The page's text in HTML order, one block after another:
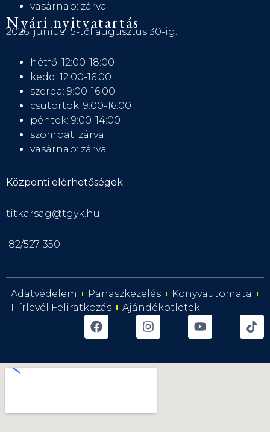
vasárnap: zárva
Nyári nyitvatartás
2026. június 15-től augusztus 30-ig:
hétfő: 12:00-18:00
kedd: 12:00-16:00
szerda: 9:00-16:00
csütörtök: 9:00-16:00
péntek: 9:00-14:00
szombat: zárva
vasárnap: zárva
Központi elérhetőségek:
titkarsag@tgyk.hu
82/527-350
Adatvédelem Panaszkezelés
Könyvautomata
Hírlevél Feliratkozás
Ajándékötletek